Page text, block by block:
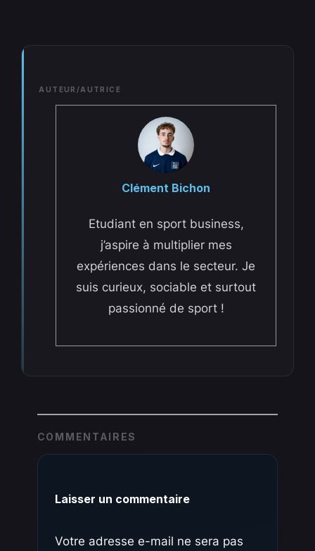
AUTEUR/AUTRICE
Clément Bichon
Etudiant en sport business,
j’aspire à multiplier mes
expériences dans le secteur. Je
suis curieux, sociable et surtout
passionné de sport !
COMMENTAIRES
Laisser un commentaire
Votre adresse e-mail ne sera pas